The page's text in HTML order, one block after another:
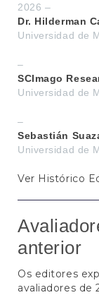
ú
d
o
i
n
p
a
B
a
r
L
a
t
2026 –
Dr. Hilderman
Universidad de
–
SCImago
Universidad de
–
Sebastián
Universidad de
Ver Histórico
anterior
Os editores
avaliadores de